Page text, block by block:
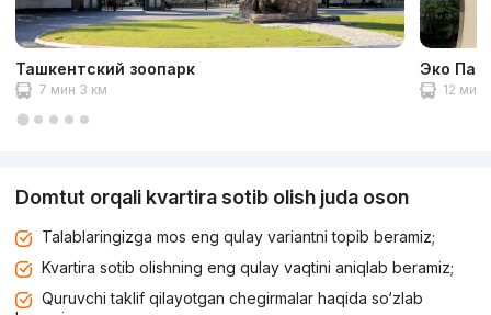
Ташкентский зоопарк
7 мин 3 км
Эко
12 мин
Domtut orqali kvartira sotib olish juda oson
Talablaringizga mos eng qulay variantni topib beramiz;
Kvartira sotib olishning eng qulay vaqtini aniqlab beramiz;
Quruvchi taklif qilayotgan chegirmalar haqida so‘zlab